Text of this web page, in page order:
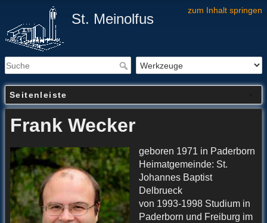
zum Inhalt springen
St. Meinolfus
Seitenleiste
Frank Wecker
geboren 1971 in Paderborn
Heimatgemeinde: St.
Johannes Baptist
Delbrueck
von 1993-1998 Studium in
Paderborn und Freiburg im